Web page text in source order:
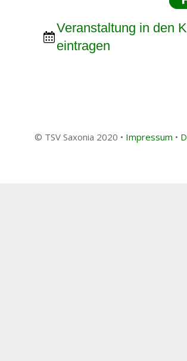
Veranstaltung in den
eintragen
© TSV Saxonia 2020 • Impressum •